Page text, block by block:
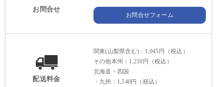
お問合せ
お問合せフォーム
配送料金
関東(山梨県含む)：1,045円（税込）
その他本州：1,210円（税込）
北海道・四国
・九州：1,540円（税込）